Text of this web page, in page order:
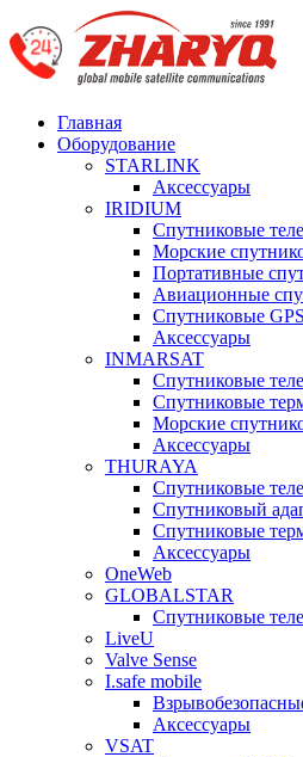
Главная
Оборудование
STARLINK
Аксессуары
IRIDIUM
Спутниковые
Морские
Портативные
Авиационные
Спутниковые
Аксессуары
INMARSAT
Спутниковые
Спутниковые
Морские
Аксессуары
THURAYA
Спутниковые
Спутниковый
Спутниковые
Аксессуары
OneWeb
GLOBALSTAR
Спутниковые
LiveU
Valve Sense
I.safe mobile
Аксессуары
VSAT